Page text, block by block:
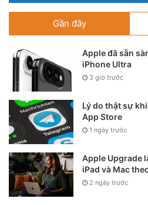
Gần đây
Apple đã sẵn
iPhone Ultra
3 giờ trước
Lý do thật sự
App Store
1 ngày trước
Apple Upgrade
iPad và Mac
2 ngày trước